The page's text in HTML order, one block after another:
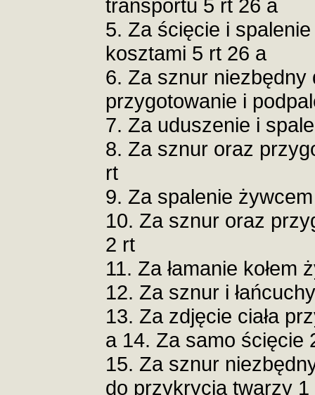
transportu 5 rt 26 a
5. Za ścięcie i
kosztami 5 rt 26 a
6. Za sznur niezbędny
przygotowanie i
7. Za uduszenie i
8. Za sznur oraz
rt
9. Za spalenie
10. Za sznur oraz
2 rt
11. Za łamanie kołem
12. Za sznur i
13. Za zdjęcie ciała
a 14. Za samo ścięcie
15. Za sznur
do przykrycia twarzy 1